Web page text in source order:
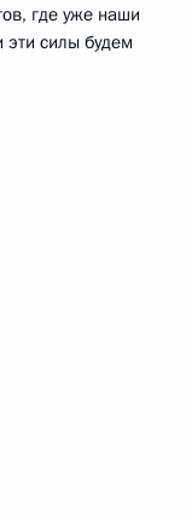
где уже наши
эти силы будем